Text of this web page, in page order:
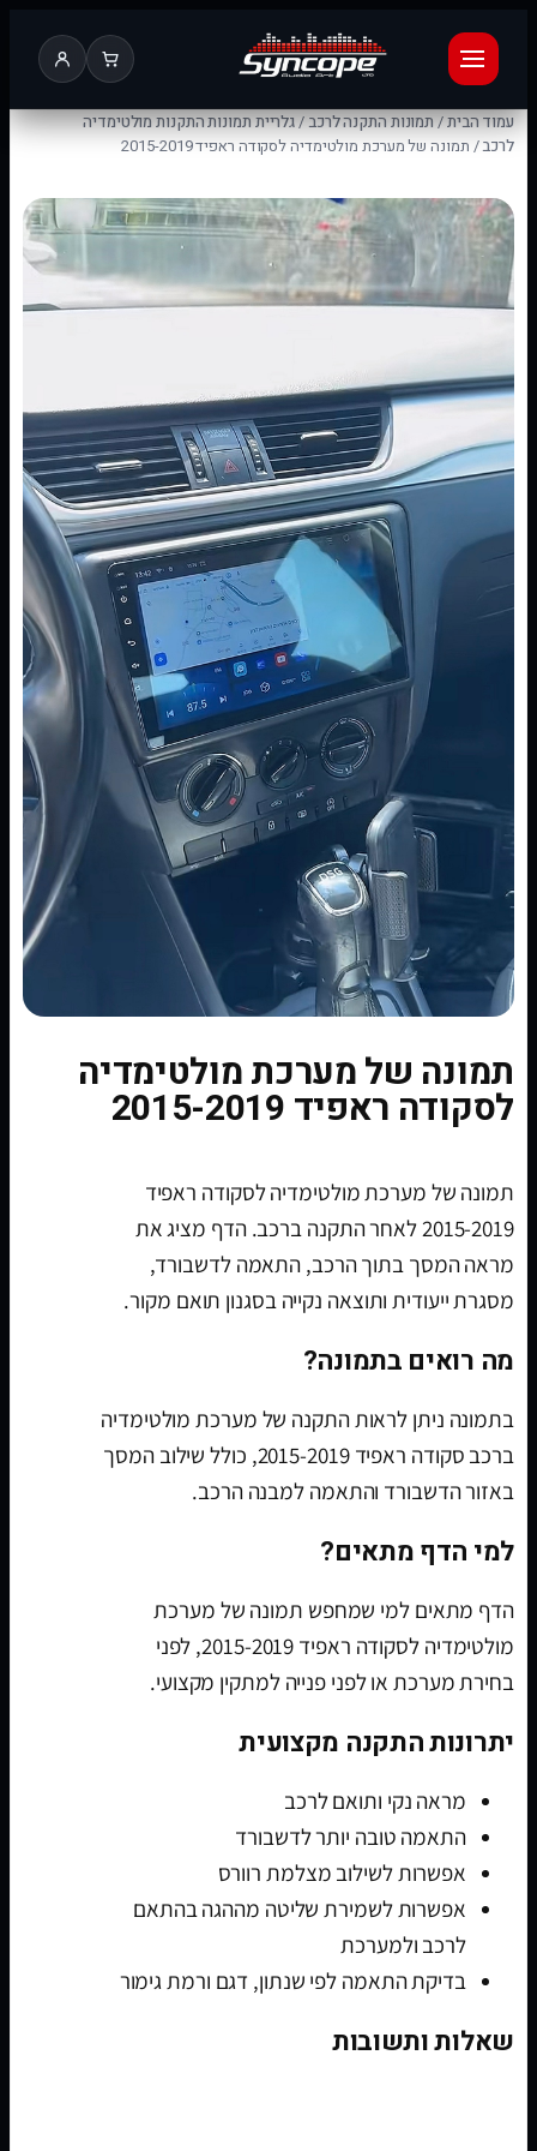
עמוד הבית/תמונות התקנה לרכב/גלריית תמונות התקנות מולטימדיה
לרכב/ תמונה של מערכת מולטימדיה לסקודה ראפיד 2015-2019
תמונה של מערכת מולטימדיה
לסקודה ראפיד 2015-2019
תמונה של מערכת מולטימדיה לסקודה ראפיד
2015-2019 לאחר התקנה ברכב. הדף מציג את
מראה המסך בתוך הרכב, התאמה לדשבורד,
מסגרת ייעודית ותוצאה נקייה בסגנון תואם מקור.
מה רואים בתמונה?
בתמונה ניתן לראות התקנה של מערכת מולטימדיה
ברכב סקודה ראפיד 2015-2019, כולל שילוב המסך
באזור הדשבורד והתאמה למבנה הרכב.
למי הדף מתאים?
הדף מתאים למי שמחפש תמונה של מערכת
מולטימדיה לסקודה ראפיד 2015-2019, לפני
בחירת מערכת או לפני פנייה למתקין מקצועי.
יתרונות התקנה מקצועית
מראה נקי ותואם לרכב
התאמה טובה יותר לדשבורד
אפשרות לשילוב מצלמת רוורס
אפשרות לשמירת שליטה מההגה בהתאם
לרכב ולמערכת
בדיקת התאמה לפי שנתון, דגם ורמת גימור
שאלות ותשובות